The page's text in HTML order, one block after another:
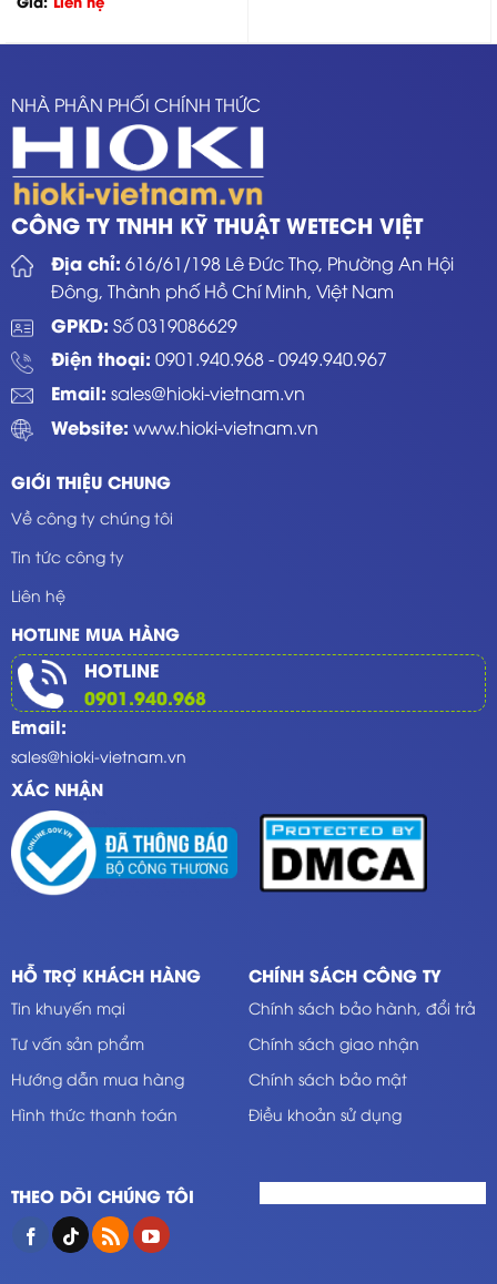
NHÀ PHÂN PHỐI CHÍNH THỨC
CÔNG TY TNHH KỸ THUẬT WETECH VIỆT
Địa chỉ: 616/61/198 Lê Đức Thọ, Phường An Hội
Đông, Thành phố Hồ Chí Minh, Việt Nam
GPKD: Số 0319086629
Điện thoại: 0901.940.968-0949.940.967
Email: sales@hioki-vietnam.vn
Website: www.hioki-vietnam.vn
GIỚI THIỆU CHUNG
Về công ty chúng tôi
Tin tức công ty
Liên hệ
HOTLINE MUA HÀNG
HOTLINE
0901.940.968
Email:
sales@hioki-vietnam.vn
XÁC NHẬN
HỖ TRỢ KHÁCH HÀNG
Tin khuyến mại
Tư vấn sản phẩm
Hướng dẫn mua hàng
Hình thức thanh toán
CHÍNH SÁCH CÔNG TY
Chính sách bảo hành, đổi trả
Chính sách giao nhận
Chính sách bảo mật
Điều khoản sử dụng
THEO DÕI CHÚNG TÔI